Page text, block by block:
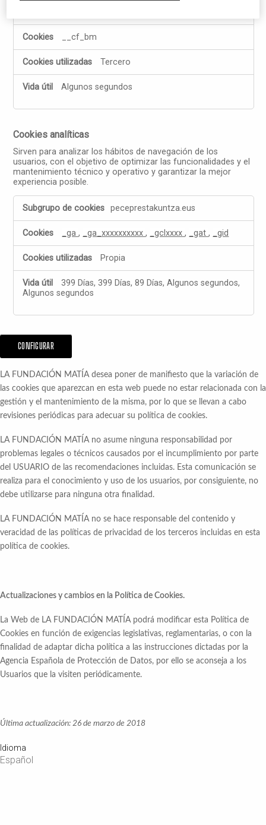
__cf_bm
Tercero
Algunos segundos
Cookies analíticas
Sirven para analizar los hábitos de navegación de los
usuarios, con el objetivo de optimizar las funcionalidades y el
mantenimiento técnico y operativo y garantizar la mejor
experiencia posible.
Cookies
analíticas
peceprestakuntza.eus
_ga, _ga_xxxxxxxxxx, _gclxxxx, _gat, _gid
Propia
399 Días, 399 Días, 89 Días, Algunos segundos,
Algunos segundos
CONFIGURAR
LA FUNDACIÓN MATÍA desea poner de manifiesto que la variación de
las cookies que aparezcan en esta web puede no estar relacionada con la
gestión y el mantenimiento de la misma, por lo que se llevan a cabo
revisiones periódicas para adecuar su política de cookies.
LA FUNDACIÓN MATÍA no asume ninguna responsabilidad por
problemas legales o técnicos causados por el incumplimiento por parte
del USUARIO de las recomendaciones incluidas. Esta comunicación se
realiza para el conocimiento y uso de los usuarios, por consiguiente, no
debe utilizarse para ninguna otra finalidad.
LA FUNDACIÓN MATÍA no se hace responsable del contenido y
veracidad de las políticas de privacidad de los terceros incluidas en esta
política de cookies.
Actualizaciones y cambios en la Política de Cookies.
La Web de LA FUNDACIÓN MATÍA podrá modificar esta Política de
Cookies en función de exigencias legislativas, reglamentarias, o con la
finalidad de adaptar dicha política a las instrucciones dictadas por la
Agencia Española de Protección de Datos, por ello se aconseja a los
Usuarios que la visiten periódicamente.
Última actualización: 26 de marzo de 2018
Idioma
Español